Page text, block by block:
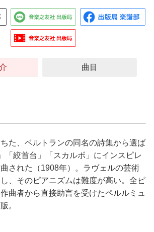
曲目
た、ベルトランの同名の詩集から選ば
「絞首台」「スカルボ」にインスピレ
された（1908年）。ラヴェルの芸術
、そのピアニズムは難度が高い。全ピ
曲者から直接助言を受けたペルルミュ
。